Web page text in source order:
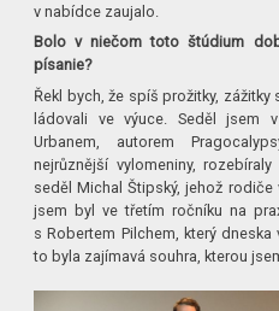
v nabídce zaujalo.
Bolo v niečom toto štúdium
písanie?
Řekl bych, že spíš prožitky,
ládovali ve výuce. Seděl jsem
Urbanem, autorem
nejrůznější vylomeniny,
seděl Michal Štipský, jehož rodiče
jsem byl ve třetím ročníku na
s Robertem Pilchem, který dneska
to byla zajímavá souhra, kterou